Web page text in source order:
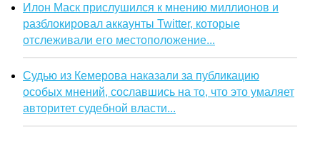
Илон Маск прислушился к мнению миллионов и
разблокировал аккаунты Twitter, которые
отслеживали его местоположение...
Судью из Кемерова наказали за публикацию
особых мнений, сославшись на то, что это умаляет
авторитет судебной власти...